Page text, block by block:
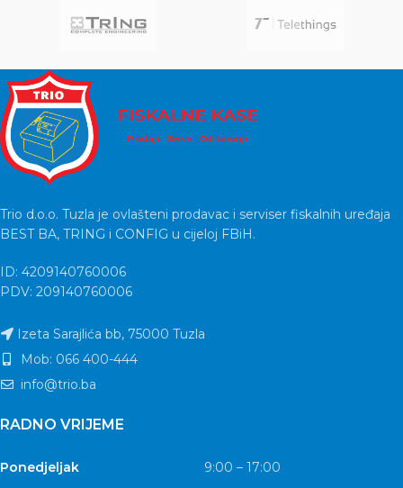
Trio d.o.o. Tuzla je ovlašteni prodavac i serviser fiskalnih uređaja
BEST BA, TRING i CONFIG u cijeloj FBiH.
ID: 4209140760006
PDV: 209140760006
Izeta Sarajlića bb, 75000 Tuzla
Mob: 066 400-444
info@trio.ba
RADNO VRIJEME
Ponedjeljak
9:00 – 17:00